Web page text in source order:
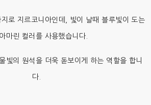
로 지르코니아인데, 빛이 날때 블루빛이 도는
마린 컬러를 사용했습니다.
빛의 원석을 더욱 돋보이게 하는 역할을 합니
다.